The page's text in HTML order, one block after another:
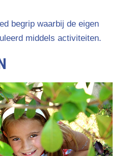
begrip waarbij de eigen
middels activiteiten.